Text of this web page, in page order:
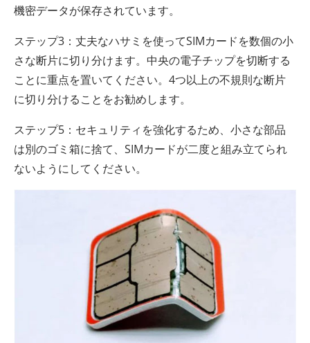
機密データが保存されています。
ステップ3：丈夫なハサミを使ってSIMカードを数個の小
さな断片に切り分けます。中央の電子チップを切断する
ことに重点を置いてください。4つ以上の不規則な断片
に切り分けることをお勧めします。
ステップ5：セキュリティを強化するため、小さな部品
は別のゴミ箱に捨て、SIMカードが二度と組み立てられ
ないようにしてください。